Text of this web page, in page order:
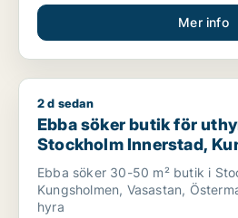
Mer info
Ebba söker butik för uthyrning i
2 d sedan
Ebba söker butik för
Stockholm Innerstad,
Vasastan m.fl.
Ebba söker 30-50 m² butik i
Kungsholmen, Vasastan,
hyra